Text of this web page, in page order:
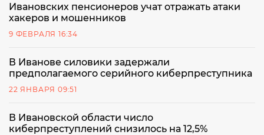
Ивановских пенсионеров учат отражать атаки
хакеров и мошенников
9 ФЕВРАЛЯ 16:34
В Иванове силовики задержали
предполагаемого серийного киберпреступника
22 ЯНВАРЯ 09:51
В Ивановской области число
киберпреступлений снизилось на 12,5%